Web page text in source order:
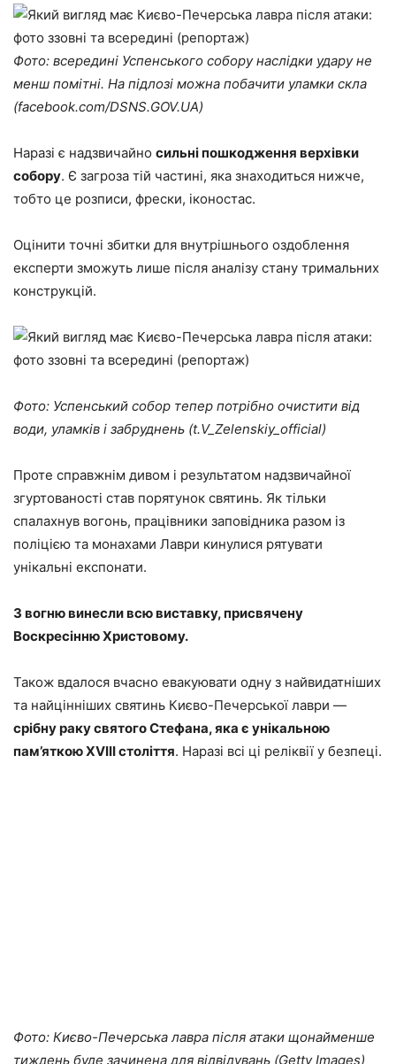
Фото: всередині Успенського собору наслідки удару не
менш помітні. На підлозі можна побачити уламки скла
(facebook.com/DSNS.GOV.UA)
Наразі є надзвичайно сильні пошкодження верхівки
собору. Є загроза тій частині, яка знаходиться нижче,
тобто це розписи, фрески, іконостас.
Оцінити точні збитки для внутрішнього оздоблення
експерти зможуть лише після аналізу стану тримальних
конструкцій.
Фото: Успенський собор тепер потрібно очистити від
води, уламків і забруднень (t.V_Zelenskiy_official)
Проте справжнім дивом і результатом надзвичайної
згуртованості став порятунок святинь. Як тільки
спалахнув вогонь, працівники заповідника разом із
поліцією та монахами Лаври кинулися рятувати
унікальні експонати.
З вогню винесли всю виставку, присвячену
Воскресінню Христовому.
Також вдалося вчасно евакуювати одну з найвидатніших
та найцінніших святинь Києво-Печерської лаври —
срібну раку святого Стефана, яка є унікальною
пам’яткою XVIII століття. Наразі всі ці реліквії у безпеці.
Фото: Києво-Печерська лавра після атаки щонайменше
тиждень буде зачинена для відвідувань (Getty Images)